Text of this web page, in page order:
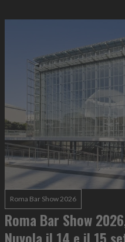
Roma Bar Show 2026
Roma Bar Show
Nuvola il 14 e il 15